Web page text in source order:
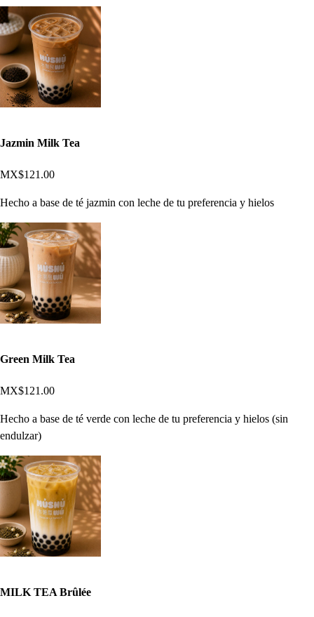
Jazmin Milk Tea
MX$121.00
Hecho a base de té jazmin con leche de tu preferencia y hielos
Green Milk Tea
MX$121.00
Hecho a base de té verde con leche de tu preferencia y hielos (sin
endulzar)
MILK TEA Brûlée